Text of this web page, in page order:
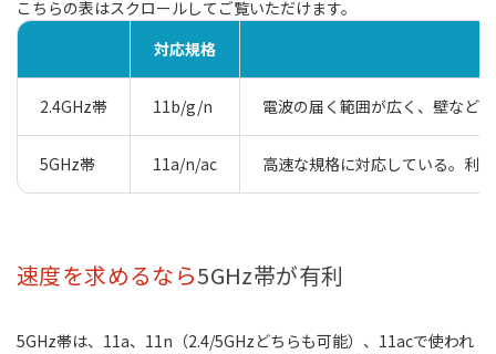
対応規格
2.4GHz帯 11b/g/n 電波の届く範囲が広く、壁など
5GHz帯 11a/n/ac 高速な規格に対応している。利
速度を求めるなら5GHz帯が有利
5GHz帯は、11a、11n（2.4/5GHzどちらも可能）、11acで使われ